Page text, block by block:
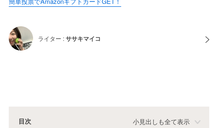
ライター :ササキマイコ
目次 小見出しも全て表示